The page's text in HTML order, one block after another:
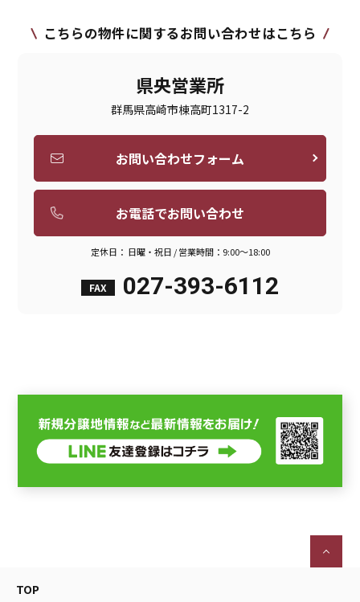
こちらの物件に関するお問い合わせはこちら
県央営業所
群馬県高崎市棟高町1317-2
お問い合わせフォーム
お電話でお問い合わせ
定休日： 日曜・祝日 / 営業時間：9:00～18:00
FAX 027-393-6112
TOP